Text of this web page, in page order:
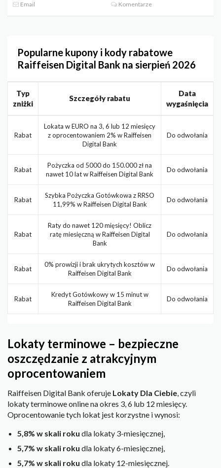
Email
Komentarze
Popularne kupony i kody rabatowe
Raiffeisen Digital Bank na sierpień 2026
Typ
zniżki
Szczegóły rabatu
Data
wygaśnięcia
Rabat
Lokata w EURO na 3, 6 lub 12 miesięcy
z oprocentowaniem 2% w Raiffeisen
Digital Bank
Do odwołania
Rabat
Pożyczka od 5000 do 150.000 zł na
nawet 10 lat w Raiffeisen Digital Bank
Do odwołania
Rabat
Szybka Pożyczka Gotówkowa z RRSO
11,99% w Raiffeisen Digital Bank
Do odwołania
Rabat
Raty do nawet 120 mięsięcy! Oblicz
ratę miesięczną w Raiffeisen Digital
Bank
Do odwołania
Rabat
0% prowizji i brak ukrytych kosztów w
Raiffeisen Digital Bank
Do odwołania
Rabat
Kredyt Gotówkowy w 15 minut w
Raiffeisen Digital Bank
Do odwołania
Lokaty terminowe – bezpieczne
oszczędzanie z atrakcyjnym
oprocentowaniem
Raiffeisen Digital Bank oferuje Lokaty Dla Ciebie , czyli
lokaty terminowe online na okres 3, 6 lub 12 miesięcy.
Oprocentowanie tych lokat jest korzystne i wynosi:
5,8% w skali roku dla lokaty 3-miesięcznej,
5,7% w skali roku dla lokaty 6-miesięcznej,
5,7% w skali roku dla lokaty 12-miesięcznej.